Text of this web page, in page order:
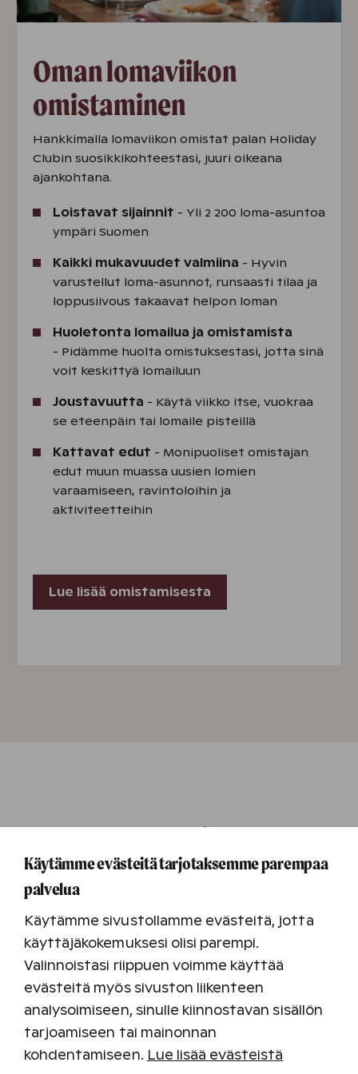
Oman lomaviikon
omistaminen
Hankkimalla lomaviikon omistat palan Holiday
Clubin suosikkikohteestasi, juuri oikeana
ajankohtana.
Loistavat sijainnit - Yli 2 200 loma-asuntoa
ympäri Suomen
Kaikki mukavuudet valmiina - Hyvin
varustellut loma-asunnot, runsaasti tilaa ja
loppusiivous takaavat helpon loman
Huoletonta lomailua ja omistamista
- Pidämme huolta omistuksestasi, jotta sinä
voit keskittyä lomailuun
Joustavuutta - Käytä viikko itse, vuokraa
se eteenpäin tai lomaile pisteillä
Kattavat edut - Monipuoliset omistajan
edut muun muassa uusien lomien
varaamiseen, ravintoloihin ja
aktiviteetteihin
Lue lisää omistamisesta
Saapuminen
Sijainti ja etäisyydet
Kuopio 60 km/50 min autolla, Helsinki 450 km/5 h
autolla
Avainpalvelu
viihdekeskuksessa. Aukioloajat ja yhteystiedot
voit tarkistaatäältä
Käytämme evästeitä tarjotaksemme parempaa
palvelua
Käytämme sivustollamme evästeitä, jotta
käyttäjäkokemuksesi olisi parempi.
Valinnoistasi riippuen voimme käyttää
evästeitä myös sivuston liikenteen
analysoimiseen, sinulle kiinnostavan sisällön
tarjoamiseen tai mainonnan
kohdentamiseen. Lue lisää evästeistä